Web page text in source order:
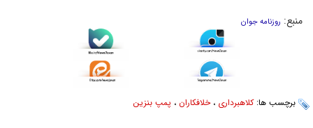
منبع: روزنامه جوان
برچسب ها:کلاهبرداری ،خلافکاران ، پمپ بنزین